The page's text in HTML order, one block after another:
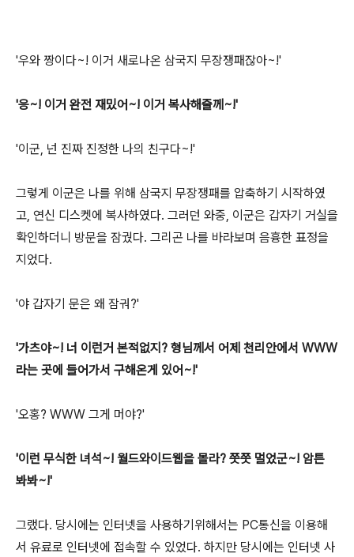
'우와 짱이다~! 이거 새로나온 삼국지 무장쟁패잖아~!'
'응~! 이거 완전 재밌어~! 이거 복사해줄께~!'
'이군, 넌 진짜 진정한 나의 친구다~!'
그렇게 이군은 나를 위해 삼국지 무장쟁패를 압축하기 시작하였
고, 연신 디스켓에 복사하였다. 그러던 와중, 이군은 갑자기 거실을
확인하더니 방문을 잠궜다. 그리곤 나를 바라보며 음흉한 표정을
지었다.
'야 갑자기 문은 왜 잠궈?'
'가츠야~! 너 이런거 본적없지? 형님께서 어제 천리안에서 WWW
라는 곳에 들어가서 구해온게 있어~!'
'오홍? WWW 그게 머야?'
'이런 무식한 녀석~! 월드와이드웹을 몰라? 쯧쯧 멀었군~! 암튼
봐봐~!'
그랬다. 당시에는 인터넷을 사용하기위해서는 PC통신을 이용해
서 유료로 인터넷에 접속할 수 있었다. 하지만 당시에는 인터넷 사